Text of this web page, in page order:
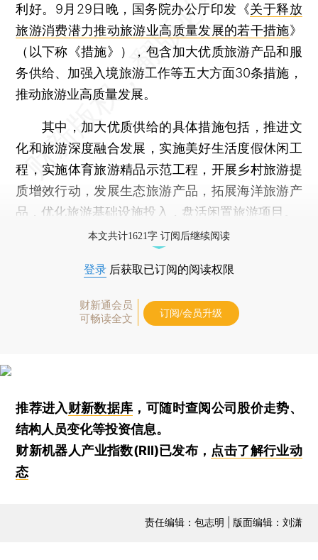
利好。9月29日晚，国务院办公厅印发《关于释放
旅游消费潜力推动旅游业高质量发展的若干措施》
（以下称《措施》），包含加大优质旅游产品和服
务供给、加强入境旅游工作等五大方面30条措施，
推动旅游业高质量发展。
其中，加大优质供给的具体措施包括，推进文
化和旅游深度融合发展，实施美好生活度假休闲工
程，实施体育旅游精品示范工程，开展乡村旅游提
质增效行动，发展生态旅游产品，拓展海洋旅游产
品，优化旅游基础设施投入，盘活闲置旅游项目。
本文共计1621字 订阅后继续阅读
登录 后获取已订阅的阅读权限
财新通会员
可畅读全文
订阅/会员升级
推荐进入财新数据库 ，可随时查阅公司股价走势、
结构人员变化等投资信息。
财新机器人产业指数(RII)已发布， 点击了解行业动
态
责任编辑：包志明 | 版面编辑：刘潇